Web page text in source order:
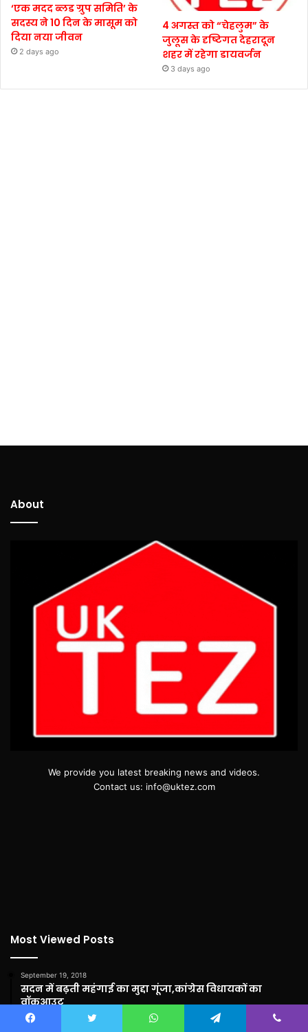
‘एक मदद ब्लड ग्रुप समिति’ के
सदस्य ने 10 दिन के मासूम को
दिया नया जीवन
2 days ago
4 अगस्त को “चेहलुम” के
जुलूस के दृष्टिगत देहरादून
शहर में रहेगा डायवर्जन
3 days ago
About
We provide you latest breaking news and videos.
Contact us: info@uktez.com
Most Viewed Posts
September 19, 2018
सदन में बढ़ती महंगाई का मुद्दा गूंजा,कांग्रेस विधायकों का
वॉकआउट
September 3, 2018